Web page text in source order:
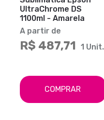
UltraChrome DS
1100ml - Amarela
A partir de
R$ 487,71 1 Unit.
COMPRAR